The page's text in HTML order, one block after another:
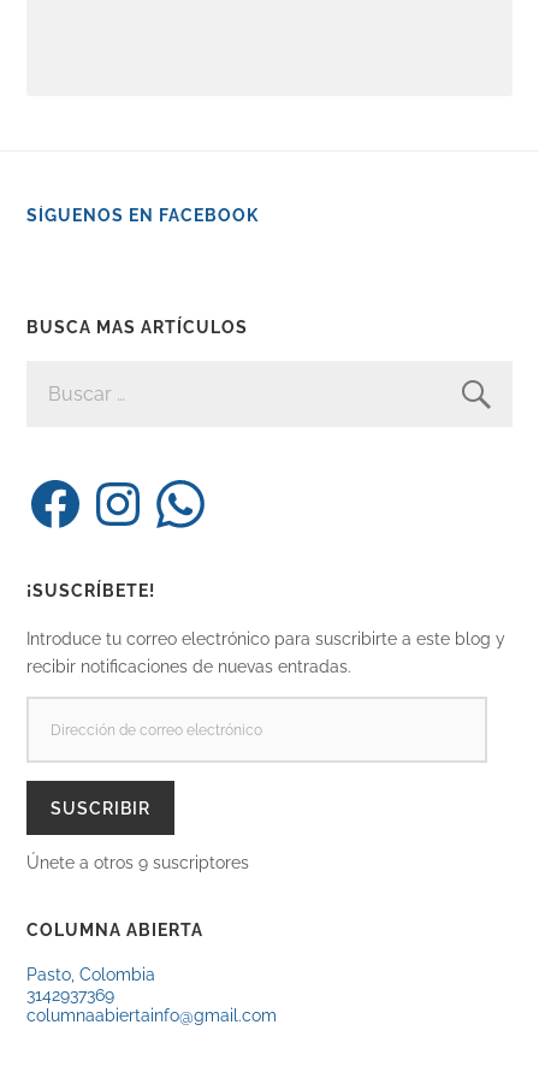
SÍGUENOS EN FACEBOOK
BUSCA MAS ARTÍCULOS
FacebookInstagramWhatsApp
¡SUSCRÍBETE!
Introduce tu correo electrónico para suscribirte a este blog y
recibir notificaciones de nuevas entradas.
CORREO
SUSCRIBIR
Únete a otros 9 suscriptores
COLUMNA ABIERTA
Pasto, Colombia
3142937369
columnaabiertainfo@gmail.com